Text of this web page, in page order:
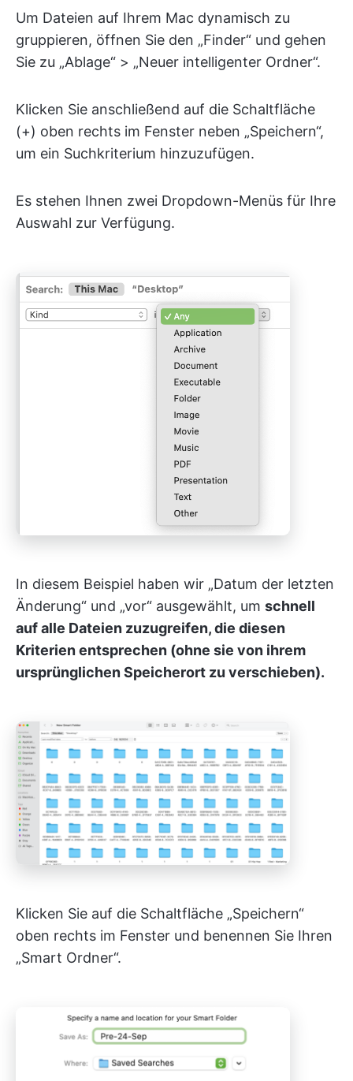
Um Dateien auf Ihrem Mac dynamisch zu
gruppieren, öffnen Sie den „Finder“ und gehen
Sie zu „Ablage“ > „Neuer intelligenter Ordner“.
Klicken Sie anschließend auf die Schaltfläche
(+) oben rechts im Fenster neben „Speichern“,
um ein Suchkriterium hinzuzufügen.
Es stehen Ihnen zwei Dropdown-Menüs für Ihre
Auswahl zur Verfügung.
In diesem Beispiel haben wir „Datum der letzten
Änderung“ und „vor“ ausgewählt, um schnell
auf alle Dateien zuzugreifen, die diesen
Kriterien entsprechen (ohne sie von ihrem
ursprünglichen Speicherort zu verschieben).
Klicken Sie auf die Schaltfläche „Speichern“
oben rechts im Fenster und benennen Sie Ihren
„Smart Ordner“.